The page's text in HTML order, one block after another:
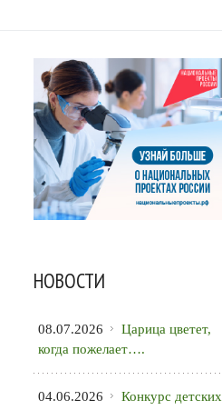
НОВОСТИ
08.07.2026
Царица цветет,
когда пожелает….
04.06.2026
Конкурс детских